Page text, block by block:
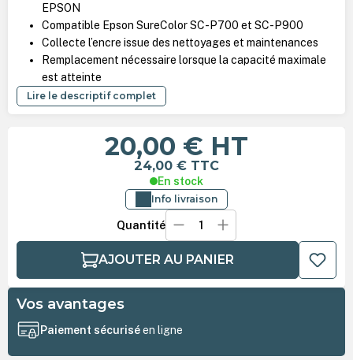
EPSON
Compatible Epson SureColor SC-P700 et SC-P900
Collecte l’encre issue des nettoyages et maintenances
Remplacement nécessaire lorsque la capacité maximale
est atteinte
Lire le descriptif complet
20,00 € HT
24,00 € TTC
En stock
Info livraison
Quantité
AJOUTER AU PANIER
Vos avantages
Paiement sécuriséen ligne